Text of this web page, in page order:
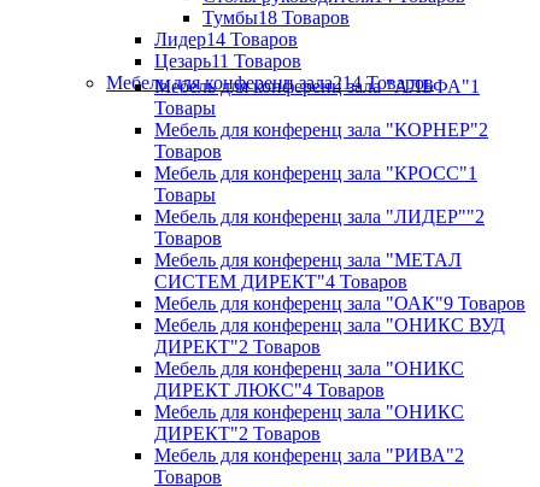
Тумбы18 Товаров
Лидер14 Товаров
Цезарь11 Товаров
Мебель для конференц зала214 Товаров
Мебель для конференц зала "АЛЬФА"1
Товары
Мебель для конференц зала "КОРНЕР"2
Товаров
Мебель для конференц зала "КРОСС"1
Товары
Мебель для конференц зала "ЛИДЕР""2
Товаров
Мебель для конференц зала "МЕТАЛ
СИСТЕМ ДИРЕКТ"4 Товаров
Мебель для конференц зала "ОАК"9 Товаров
Мебель для конференц зала "ОНИКС ВУД
ДИРЕКТ"2 Товаров
Мебель для конференц зала "ОНИКС
ДИРЕКТ ЛЮКС"4 Товаров
Мебель для конференц зала "ОНИКС
ДИРЕКТ"2 Товаров
Мебель для конференц зала "РИВА"2
Товаров